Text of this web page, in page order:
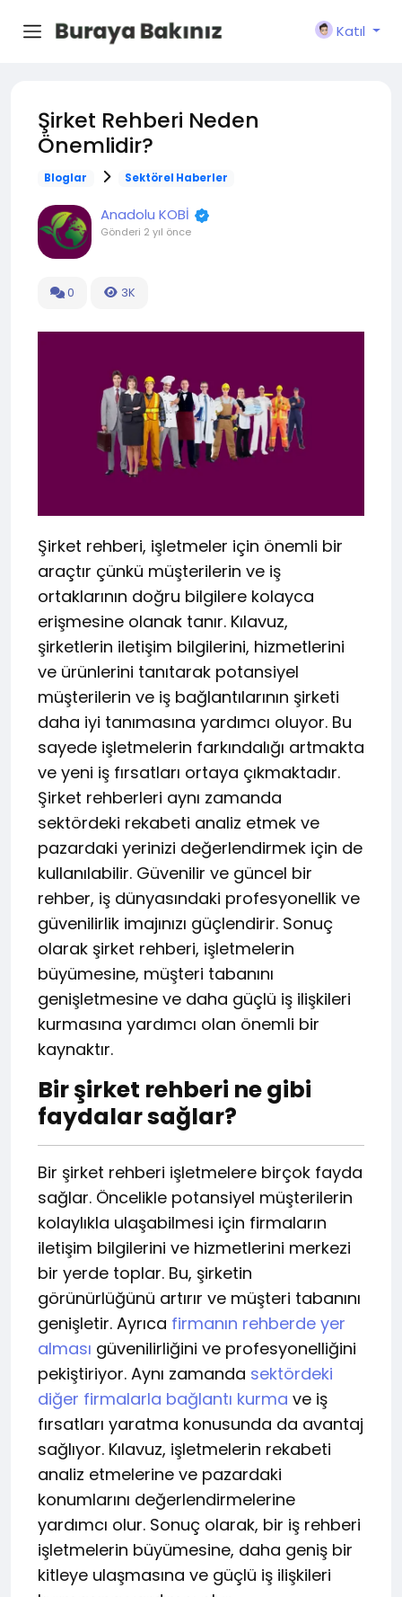
Katıl
Şirket Rehberi Neden
Önemlidir?
Bloglar Sektörel Haberler
Anadolu KOBİ
Gönderi 2 yıl önce
0 3K
Şirket rehberi, işletmeler için önemli bir
araçtır çünkü müşterilerin ve iş
ortaklarının doğru bilgilere kolayca
erişmesine olanak tanır. Kılavuz,
şirketlerin iletişim bilgilerini, hizmetlerini
ve ürünlerini tanıtarak potansiyel
müşterilerin ve iş bağlantılarının şirketi
daha iyi tanımasına yardımcı oluyor. Bu
sayede işletmelerin farkındalığı artmakta
ve yeni iş fırsatları ortaya çıkmaktadır.
Şirket rehberleri aynı zamanda
sektördeki rekabeti analiz etmek ve
pazardaki yerinizi değerlendirmek için de
kullanılabilir. Güvenilir ve güncel bir
rehber, iş dünyasındaki profesyonellik ve
güvenilirlik imajınızı güçlendirir. Sonuç
olarak şirket rehberi, işletmelerin
büyümesine, müşteri tabanını
genişletmesine ve daha güçlü iş ilişkileri
kurmasına yardımcı olan önemli bir
kaynaktır.
Bir şirket rehberi ne gibi
faydalar sağlar?
Bir şirket rehberi işletmelere birçok fayda
sağlar. Öncelikle potansiyel müşterilerin
kolaylıkla ulaşabilmesi için firmaların
iletişim bilgilerini ve hizmetlerini merkezi
bir yerde toplar. Bu, şirketin
görünürlüğünü artırır ve müşteri tabanını
genişletir. Ayrıca firmanın rehberde yer
alması güvenilirliğini ve profesyonelliğini
pekiştiriyor. Aynı zamanda sektördeki
diğer firmalarla bağlantı kurma ve iş
fırsatları yaratma konusunda da avantaj
sağlıyor. Kılavuz, işletmelerin rekabeti
analiz etmelerine ve pazardaki
konumlarını değerlendirmelerine
yardımcı olur. Sonuç olarak, bir iş rehberi
işletmelerin büyümesine, daha geniş bir
kitleye ulaşmasına ve güçlü iş ilişkileri